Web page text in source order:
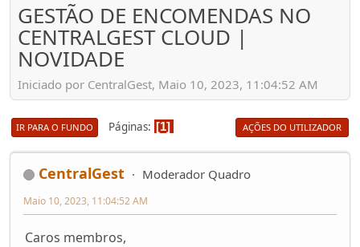
GESTÃO DE ENCOMENDAS NO
CENTRALGEST CLOUD |
NOVIDADE
Iniciado por CentralGest, Maio 10, 2023, 11:04:52 AM
IR PARA O FUNDO Páginas 1 AÇÕES DO UTILIZADOR
CentralGest Moderador Quadro
Maio 10, 2023, 11:04:52 AM
Caros membros,